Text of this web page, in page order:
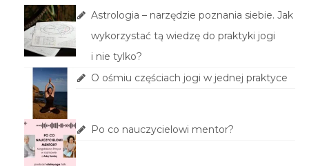
Astrologia – narzędzie poznania siebie. Jak
wykorzystać tą wiedzę do praktyki jogi
i nie tylko?
O ośmiu częściach jogi w jednej praktyce
Po co nauczycielowi mentor?